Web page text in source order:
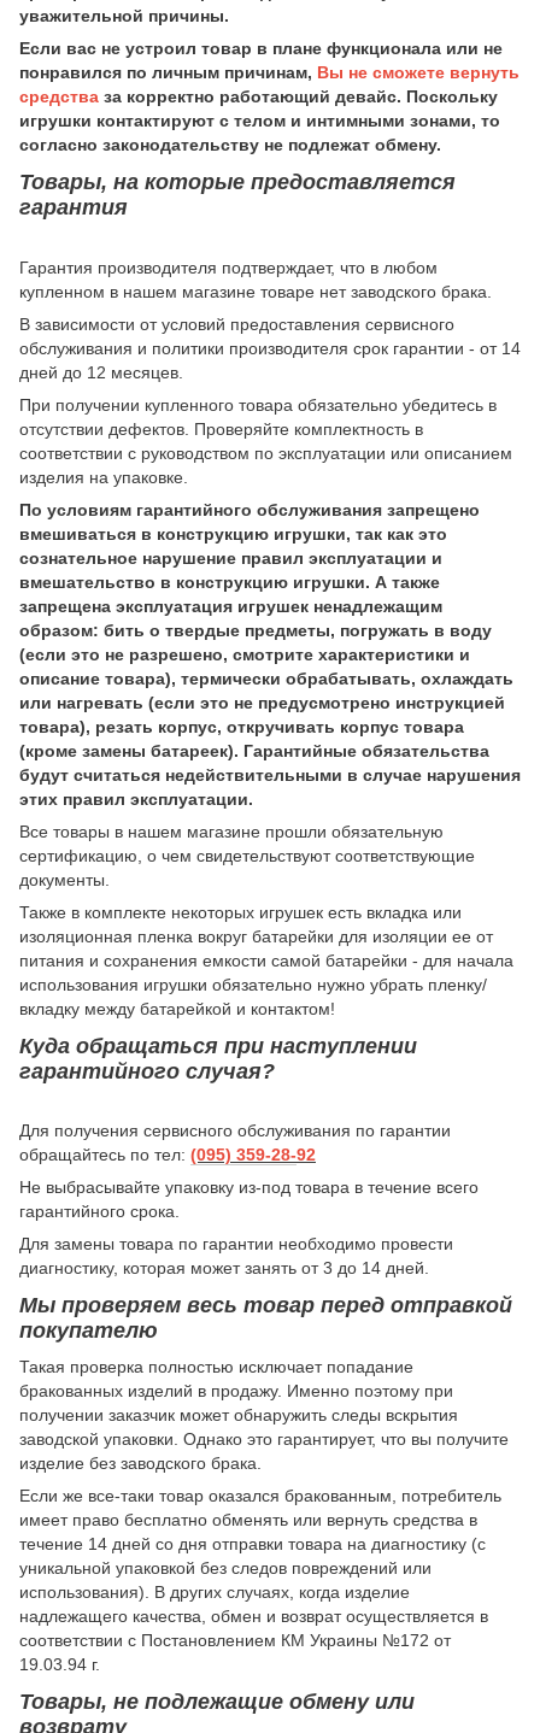
уважительной причины.
Если вас не устроил товар в плане функционала или не
понравился по личным причинам, Вы не сможете вернуть
средства за корректно работающий девайс. Поскольку
игрушки контактируют с телом и интимными зонами, то
согласно законодательству не подлежат обмену.
Товары, на которые предоставляется
гарантия
Гарантия производителя подтверждает, что в любом
купленном в нашем магазине товаре нет заводского брака.
В зависимости от условий предоставления сервисного
обслуживания и политики производителя срок гарантии - от 14
дней до 12 месяцев.
При получении купленного товара обязательно убедитесь в
отсутствии дефектов. Проверяйте комплектность в
соответствии с руководством по эксплуатации или описанием
изделия на упаковке.
По условиям гарантийного обслуживания запрещено
вмешиваться в конструкцию игрушки, так как это
сознательное нарушение правил эксплуатации и
вмешательство в конструкцию игрушки. А также
запрещена эксплуатация игрушек ненадлежащим
образом: бить о твердые предметы, погружать в воду
(если это не разрешено, смотрите характеристики и
описание товара), термически обрабатывать, охлаждать
или нагревать (если это не предусмотрено инструкцией
товара), резать корпус, откручивать корпус товара
(кроме замены батареек). Гарантийные обязательства
будут считаться недействительными в случае нарушения
этих правил эксплуатации.
Все товары в нашем магазине прошли обязательную
сертификацию, о чем свидетельствуют соответствующие
документы.
Также в комплекте некоторых игрушек есть вкладка или
изоляционная пленка вокруг батарейки для изоляции ее от
питания и сохранения емкости самой батарейки - для начала
использования игрушки обязательно нужно убрать пленку/
вкладку между батарейкой и контактом!
Куда обращаться при наступлении
гарантийного случая?
Для получения сервисного обслуживания по гарантии
обращайтесь по тел: (095) 359-28-92
Не выбрасывайте упаковку из-под товара в течение всего
гарантийного срока.
Для замены товара по гарантии необходимо провести
диагностику, которая может занять от 3 до 14 дней.
Мы проверяем весь товар перед отправкой
покупателю
Такая проверка полностью исключает попадание
бракованных изделий в продажу. Именно поэтому при
получении заказчик может обнаружить следы вскрытия
заводской упаковки. Однако это гарантирует, что вы получите
изделие без заводского брака.
Если же все-таки товар оказался бракованным, потребитель
имеет право бесплатно обменять или вернуть средства в
течение 14 дней со дня отправки товара на диагностику (с
уникальной упаковкой без следов повреждений или
использования). В других случаях, когда изделие
надлежащего качества, обмен и возврат осуществляется в
соответствии с Постановлением КМ Украины №172 от
19.03.94 г.
Товары, не подлежащие обмену или
возврату